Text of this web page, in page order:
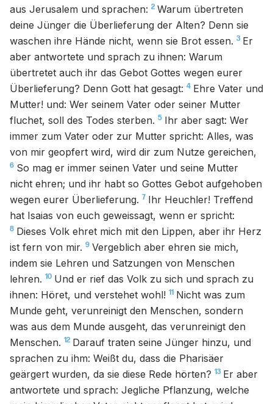
aus Jerusalem und sprachen: 2 Warum übertreten
deine Jünger die Überlieferung der Alten? Denn sie
waschen ihre Hände nicht, wenn sie Brot essen. 3 Er
aber antwortete und sprach zu ihnen: Warum
übertretet auch ihr das Gebot Gottes wegen eurer
Überlieferung? Denn Gott hat gesagt: 4 Ehre Vater und
Mutter! und: Wer seinem Vater oder seiner Mutter
fluchet, soll des Todes sterben. 5 Ihr aber sagt: Wer
immer zum Vater oder zur Mutter spricht: Alles, was
von mir geopfert wird, wird dir zum Nutze gereichen,
6 So mag er immer seinen Vater und seine Mutter
nicht ehren; und ihr habt so Gottes Gebot aufgehoben
wegen eurer Überlieferung. 7 Ihr Heuchler! Treffend
hat Isaias von euch geweissagt, wenn er spricht:
8 Dieses Volk ehret mich mit den Lippen, aber ihr Herz
ist fern von mir. 9 Vergeblich aber ehren sie mich,
indem sie Lehren und Satzungen von Menschen
lehren. 10 Und er rief das Volk zu sich und sprach zu
ihnen: Höret, und verstehet wohl! 11 Nicht was zum
Munde geht, verunreinigt den Menschen, sondern
was aus dem Munde ausgeht, das verunreinigt den
Menschen. 12 Darauf traten seine Jünger hinzu, und
sprachen zu ihm: Weißt du, dass die Pharisäer
geärgert wurden, da sie diese Rede hörten? 13 Er aber
antwortete und sprach: Jegliche Pflanzung, welche